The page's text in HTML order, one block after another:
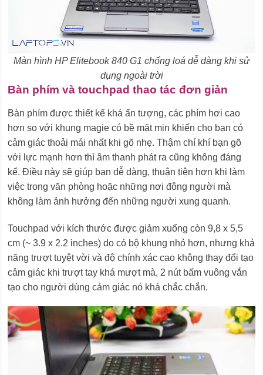
Màn hình HP Elitebook 840 G1 chống loá dễ dàng khi sử
dụng ngoài trời
Bàn phím và touchpad thao tác đơn giản
Bàn phím được thiết kế khá ấn tượng, các phím hơi cao
hơn so với khung magie có bề mặt mịn khiến cho bạn có
cảm giác thoải mái nhất khi gõ nhẹ. Thậm chí khí bạn gõ
với lực mạnh hơn thì âm thanh phát ra cũng không đáng
kể. Điều này sẽ giúp bạn dễ dàng, thuận tiện hơn khi làm
việc trong văn phòng hoặc những nơi đông người mà
không làm ảnh hưởng đến những người xung quanh.
Touchpad với kích thước được giảm xuống còn 9,8 x 5,5
cm (~ 3.9 x 2.2 inches) do có bộ khung nhỏ hơn, nhưng khả
năng trượt tuyệt vời và độ chính xác cao không thay đổi tạo
cảm giác khi trượt tay khá mượt mà, 2 nút bấm vuông vắn
tạo cho người dùng cảm giác nó khá chắc chắn.